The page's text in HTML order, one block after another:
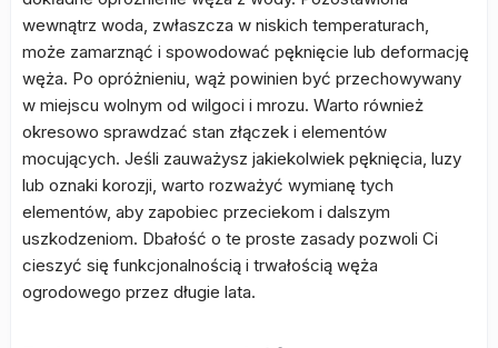
wewnątrz woda, zwłaszcza w niskich temperaturach,
może zamarznąć i spowodować pęknięcie lub deformację
węża. Po opróżnieniu, wąż powinien być przechowywany
w miejscu wolnym od wilgoci i mrozu. Warto również
okresowo sprawdzać stan złączek i elementów
mocujących. Jeśli zauważysz jakiekolwiek pęknięcia, luzy
lub oznaki korozji, warto rozważyć wymianę tych
elementów, aby zapobiec przeciekom i dalszym
uszkodzeniom. Dbałość o te proste zasady pozwoli Ci
cieszyć się funkcjonalnością i trwałością węża
ogrodowego przez długie lata.